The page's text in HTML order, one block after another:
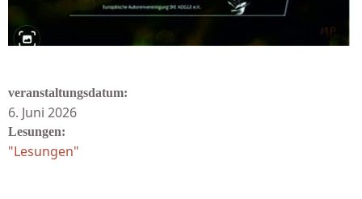
veranstaltungsdatum:
6. Juni 2026
Lesungen:
"Lesungen"